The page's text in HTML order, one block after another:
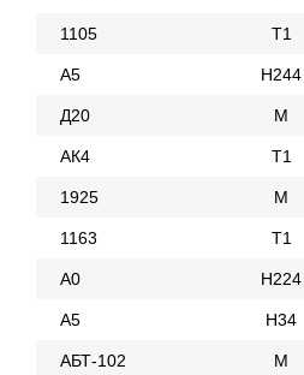
1105 Т1
А5 Н244
Д20 М
АК4 Т1
1925 М
1163 Т1
А0 Н224
А5 Н34
АБТ-102 М